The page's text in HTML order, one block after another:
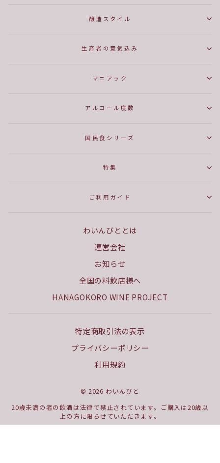
醸造スタイル
生産者の意気込み
マニアック
アルコール度数
国民食シリーズ
特集
ご利用ガイド
わいんびととは
運営会社
お知らせ
全国の料飲店様へ
HANAGOKORO WINE PROJECT
特定商取引法の表示
プライバシーポリシー
利用規約
© 2026 わいんびと
20歳未満の者の飲酒は法律で禁止されています。ご購入は20歳以
上の方に限らせていただきます。